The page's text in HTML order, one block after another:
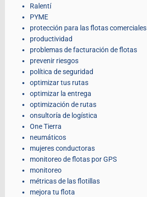
Ralentí
PYME
protección para las flotas comerciales
productividad
problemas de facturación de flotas
prevenir riesgos
política de seguridad
optimizar tus rutas
optimizar la entrega
optimización de rutas
onsultoría de logística
One Tierra
neumáticos
mujeres conductoras
monitoreo de flotas por GPS
monitoreo
métricas de las flotillas
mejora tu flota